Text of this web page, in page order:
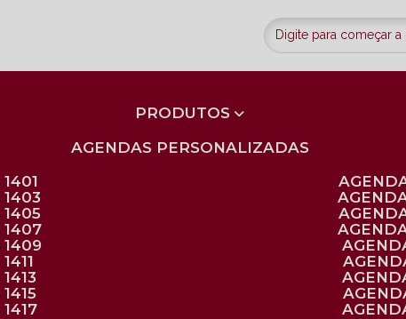
PRODUTOS
AGENDAS PERSONALIZADAS
1403
1405
1407
1409